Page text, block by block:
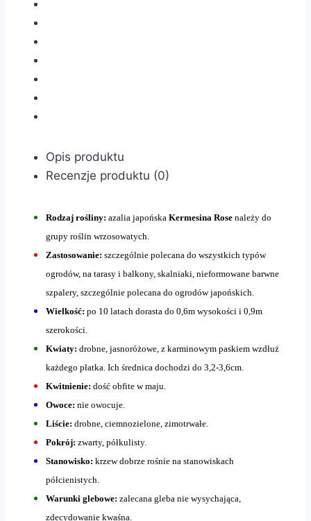
Opis produktu
Recenzje produktu (0)
Rodzaj rośliny: azalia japońska Kermesina Rose należy do
grupy roślin wrzosowatych.
Zastosowanie: szczególnie polecana do wszystkich typów
ogrodów, na tarasy i balkony, skalniaki, nieformowane barwne
szpalery, szczególnie polecana do ogrodów japońskich.
Wielkość: po 10 latach dorasta do 0,6m wysokości i 0,9m
szerokości.
Kwiaty: drobne, jasnoróżowe, z karminowym paskiem wzdłuż
każdego płatka. Ich średnica dochodzi do 3,2-3,6cm.
Kwitnienie: dość obfite w maju.
Owoce: nie owocuje.
Liście: drobne, ciemnozielone, zimotrwałe.
Pokrój: zwarty, półkulisty.
Stanowisko: krzew dobrze rośnie na stanowiskach
półcienistych.
Warunki glebowe: zalecana gleba nie wysychająca,
zdecydowanie kwaśna.